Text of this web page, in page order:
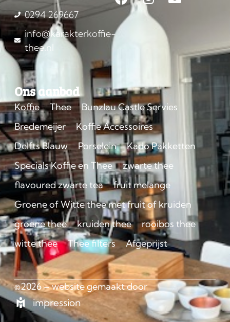
0294 269667
info@karakterkoffie-
thee.nl
Ons aanbod
Koffie Thee
Bunzlau Castle Servies
Bredemeijer
Koffie Accessoires
Delfts Blauw
Porselein
Kado Pakketten
Specials Koffie en Thee
zwarte thee
flavoured zwarte tea
fruit melange
Groene of Witte thee met fruit of kruiden
groene thee
kruiden thee
rooibos thee
witte thee
Thee filters Afgeprijst
©2026 – website gemaakt door
impression